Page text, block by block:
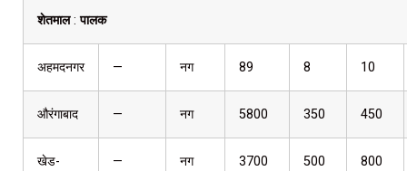
शेतमाल:पालक
अहमदनगर — नग 89 8 10
औरंगाबाद — नग 5800 350 450
खेड-
— नग 3700 500 800